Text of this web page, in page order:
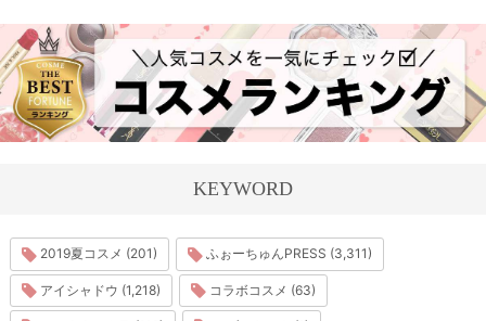
KEYWORD
2019夏コスメ (201) ふぉーちゅんPRESS (3,311)
アイシャドウ (1,218) コラボコスメ (63)